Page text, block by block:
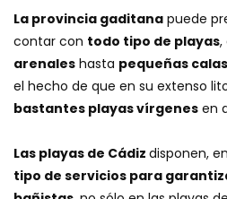
La provincia gaditana puede
contar con todo tipo de playas,
arenales hasta pequeñas calas
el hecho de que en su extenso
bastantes playas vírgenes en
Las playas de Cádiz disponen,
tipo de servicios para